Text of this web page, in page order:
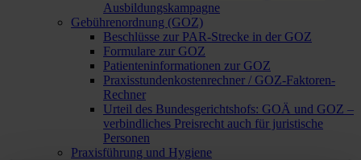
Ausbildungskampagne
Gebührenordnung (GOZ)
Beschlüsse zur PAR-Strecke in der GOZ
Formulare zur GOZ
Patienteninformationen zur GOZ
Praxisstundenkostenrechner / GOZ-Faktoren-
Rechner
Urteil des Bundesgerichtshofs: GOÄ und GOZ –
verbindliches Preisrecht auch für juristische
Personen
Praxisführung und Hygiene